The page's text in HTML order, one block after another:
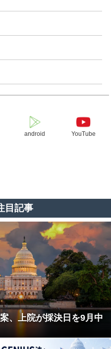
android YouTube
目記事
、上院が採決日を9月中